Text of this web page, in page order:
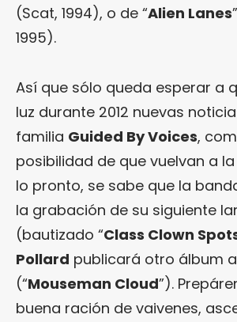
(Scat, 1994), o de “Alien Lanes
1995).
Así que sólo queda esperar a
luz durante 2012 nuevas
familia Guided By Voices,
posibilidad de que vuelvan a
lo pronto, se sabe que la
la grabación de su siguiente
(bautizado “Class Clown
Pollard publicará otro álbum
(“Mouseman Cloud”).
buena ración de vaivenes,